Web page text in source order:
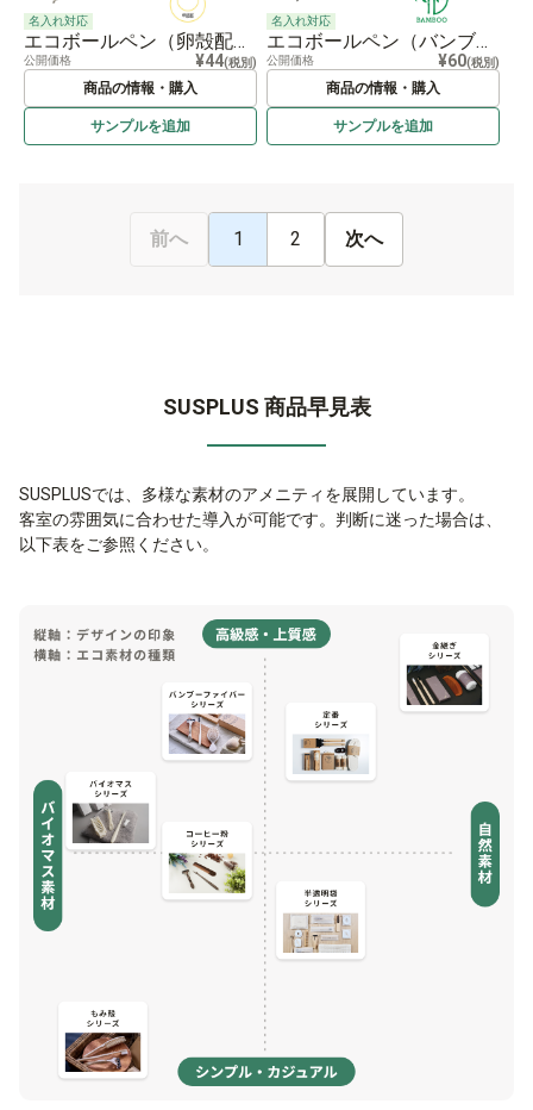
名入れ対応
エコボールペン（卵殻配合タイプ）
公開価格 ¥44(税別)
商品の情報・購入
サンプルを追加
名入れ対応
エコボールペン（バンブーファイバー）
公開価格 ¥60(税別)
商品の情報・購入
サンプルを追加
前へ 1 2 次へ
SUSPLUS 商品早見表
SUSPLUSでは、多様な素材のアメニティを展開しています。
客室の雰囲気に合わせた導入が可能です。判断に迷った場合は、
以下表をご参照ください。